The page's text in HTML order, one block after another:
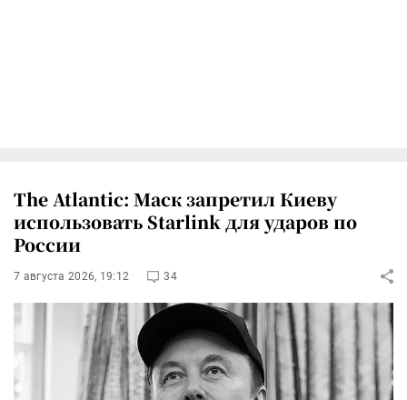
The Atlantic: Маск запретил Киеву
использовать Starlink для ударов по
России
7 августа 2026, 19:12 34